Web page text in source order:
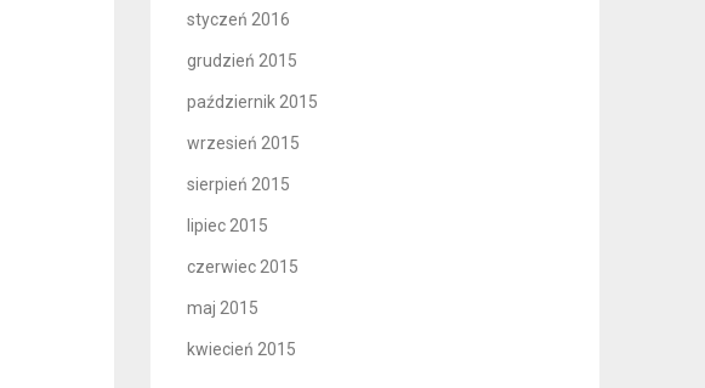
styczeń 2016
grudzień 2015
październik 2015
wrzesień 2015
sierpień 2015
lipiec 2015
czerwiec 2015
maj 2015
kwiecień 2015